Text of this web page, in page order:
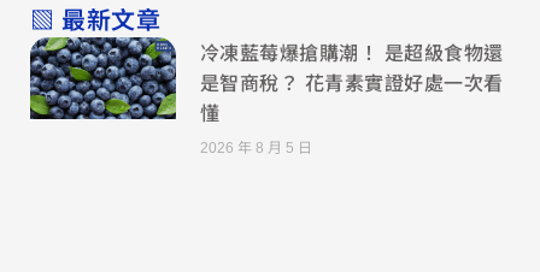
▧ 最新文章
冷凍藍莓爆搶購潮！ 是超級食物還
是智商稅？ 花青素實證好處一次看
懂
2026 年 8 月 5 日